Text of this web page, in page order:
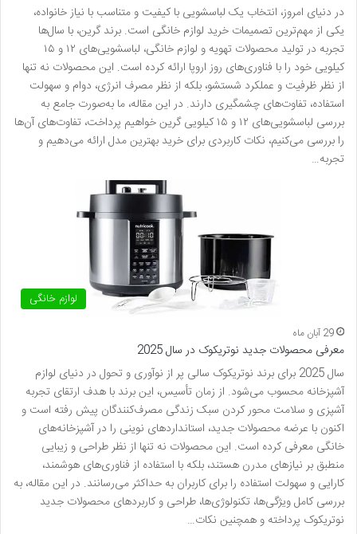
در دنیای امروز، انتخاب یک لباسشویی با کیفیت و متناسب با نیاز خانواده،
یکی از مهم‌ترین تصمیمات خرید لوازم خانگی است. برند گرین، با سال‌ها
تجربه در تولید محصولات تهویه و لوازم خانگی، لباسشویی‌های ۱۲ و ۱۵
کیلویی خود را با فناوری‌های روز اروپا ارائه کرده است. این محصولات نه تنها
از نظر ظرفیت و عملکرد شستشو، بلکه از نظر مصرف انرژی، دوام و سهولت
استفاده، تفاوت‌های چشمگیری دارند. در این مقاله، ما به‌صورت جامع به
بررسی لباسشویی‌های ۱۲ و ۱۵ کیلویی گرین خواهیم پرداخت، تفاوت‌های آن‌ها
را بررسی می‌کنیم، نکات کاربردی برای خرید بهترین مدل ارائه می‌دهیم و
تجربه…
لوازم خانگی
29 آبان ماه
معرفی محصولات جدید نوتریکوک در سال 2025
سال 2025 برای برند نوتریکوک سالی پر از نوآوری و تحول در دنیای لوازم
آشپزخانه محسوب می‌شود. از زمان تأسیس، این برند با هدف ارتقای تجربه
آشپزی و سلامت محور کردن سبک زندگی مصرف‌کنندگان پیش رفته است و
اکنون با عرضه محصولات جدید، استانداردهای نوینی را در آشپزخانه‌های
خانگی معرفی کرده است. این محصولات نه تنها از نظر طراحی و زیبایی
منطبق بر نیازهای مدرن هستند، بلکه با استفاده از فناوری‌های هوشمند،
کارایی و سهولت استفاده را برای کاربران به حداکثر می‌رسانند. در این مقاله، به
بررسی کامل ویژگی‌ها، تکنولوژی‌ها، طراحی و کاربردهای محصولات جدید
نوتریکوک پرداخته و همچنین نکات…